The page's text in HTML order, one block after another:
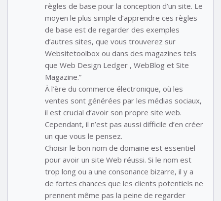
règles de base pour la conception d’un site. Le
moyen le plus simple d’apprendre ces règles
de base est de regarder des exemples
d’autres sites, que vous trouverez sur
Websitetoolbox ou dans des magazines tels
que Web Design Ledger , WebBlog et Site
Magazine.”
À l’ère du commerce électronique, où les
ventes sont générées par les médias sociaux,
il est crucial d’avoir son propre site web.
Cependant, il n’est pas aussi difficile d’en créer
un que vous le pensez.
Choisir le bon nom de domaine est essentiel
pour avoir un site Web réussi. Si le nom est
trop long ou a une consonance bizarre, il y a
de fortes chances que les clients potentiels ne
prennent même pas la peine de regarder